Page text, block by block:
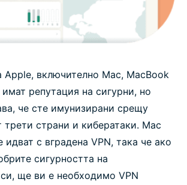
ExpressVPN за Mac:
приложение за всички ваши
за ExpressVPN
Apple, включително Mac, MacBook
репутация на сигурни, но
че сте имунизирани срещу
трети страни и кибератаки. Mac
с вградена VPN, така че ако
сигурността на
ще ви е необходимо VPN